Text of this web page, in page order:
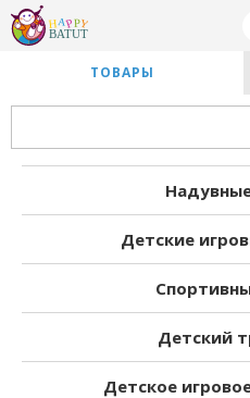
ТОВАРЫ
Детские
Детский
Детское